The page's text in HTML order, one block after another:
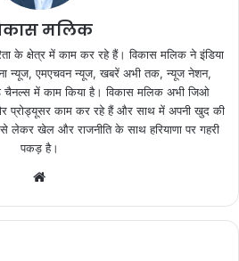
मलिक
के क्षेत्र में काम कर रहे हैं। विकास मलिक ने इंडिया
न्यूज, एमएचवन न्यूज, खबरें अभी तक, न्यूज नेशन,
चैनल्स में काम किया है। विकास मलिक अभी जिओ
प्रोड्यूसर काम कर रहे हैं और साथ में अपनी खुद की
लेकर खेल और राजनीति के साथ हरियाणा पर गहरी
पकड़ है।
te